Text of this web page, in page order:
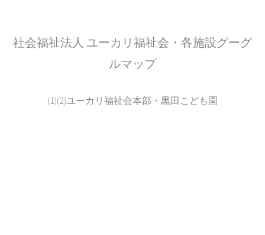
社会福祉法人 ユーカリ福祉会・各施設グーグ
ルマップ
(1)(2)ユーカリ福祉会本部・黒田こども園